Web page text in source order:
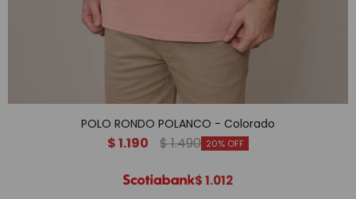
POLO RONDO POLANCO - Colorado
$1.190 $1.490 20
$1.012